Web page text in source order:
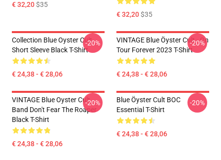
€ 32,20$35
€ 32,20$35
Collection Blue Oyster Cult
Short Sleeve Black T-Shirt
€ 24,38 - € 28,06
-20%
VINTAGE Blue Öyster Cult - On
Tour Forever 2023 T-Shirt
€ 24,38 - € 28,06
-20%
VINTAGE Blue Oyster Cult
Band Don't Fear The Roaper
Black T-Shirt
€ 24,38 - € 28,06
-20%
Blue Öyster Cult BOC
Essential T-Shirt
€ 24,38 - € 28,06
-20%